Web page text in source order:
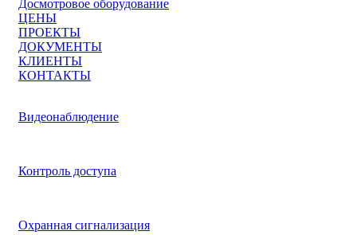
Досмотровое оборудование
ЦЕНЫ
ПРОЕКТЫ
ДОКУМЕНТЫ
КЛИЕНТЫ
КОНТАКТЫ
Видеонаблюдение
Контроль доступа
Охранная сигнализация